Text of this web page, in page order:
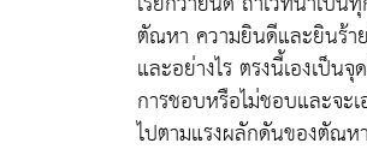
ตัณหา ความยินดีและยินร้า
และอย่างไร ตรงนี้เองเป็น
การชอบหรือไม่ชอบและจะ
ไปตามแรงผลักดันของตัณห